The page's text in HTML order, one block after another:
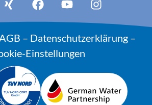
– Datenschutzerklärung–
Einstellungen